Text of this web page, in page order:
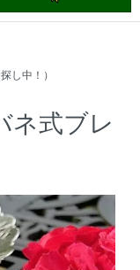
し中！）
ネ式ブレ